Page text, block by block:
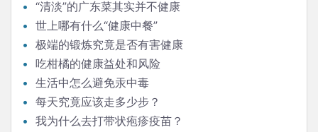
“清淡”的广东菜其实并不健康
世上哪有什么“健康中餐”
极端的锻炼究竟是否有害健康
吃柑橘的健康益处和风险
生活中怎么避免汞中毒
每天究竟应该走多少步？
我为什么去打带状疱疹疫苗？